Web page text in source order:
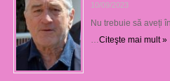
10/09/2023
Nu trebuie să aveți
…Citeşte mai mult »